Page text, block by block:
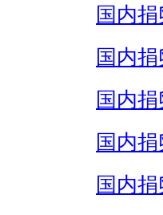
国内
国内
国内
国内
国内